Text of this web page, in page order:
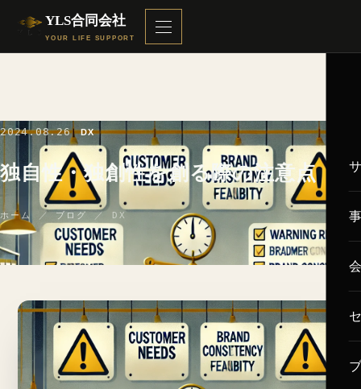
YLS合同会社
YOUR LIFE SUPPORT
2024.08.26 DX
独自性・独創性を創る際の注意点
ホーム ／ブログ ／ DX